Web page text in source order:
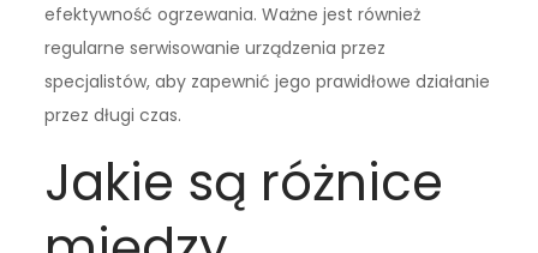
efektywność ogrzewania. Ważne jest również
regularne serwisowanie urządzenia przez
specjalistów, aby zapewnić jego prawidłowe działanie
przez długi czas.
Jakie są różnice